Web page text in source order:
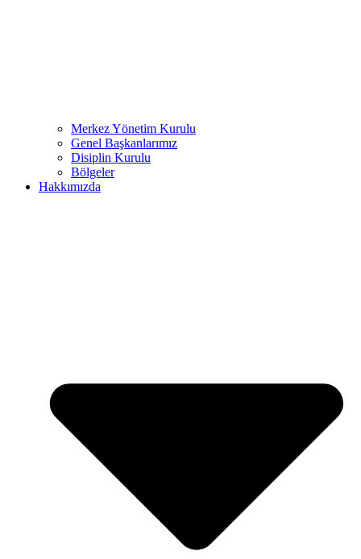
Merkez Yönetim Kurulu
Genel Başkanlarımız
Disiplin Kurulu
Bölgeler
Hakkımızda